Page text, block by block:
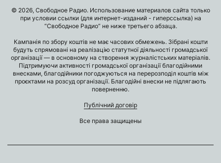
© 2026, Свободное Радио. Использование материалов сайта только
при условии ссылки (для интернет-изданий - гиперссылка) на
“Свободное Радио” не ниже третьего абзаца.
Кампанія по збору коштів не має часових обмежень. Зібрані кошти
будуть спрямовані на реалізацію статутної діяльності громадської
організації — в основному на створення журналістських матеріалів.
Підтримуючи активності громадської організації благодійними
внесками, благодійники погоджуються на перерозподіл коштів між
проєктами на розсуд організації. Благодійні внески не підлягають
поверненню.
Публічний договір
Все права защищены